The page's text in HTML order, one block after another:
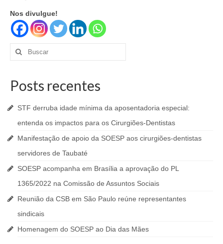
Nos divulgue!
Buscar
por:
Posts recentes
STF derruba idade mínima da aposentadoria especial:
entenda os impactos para os Cirurgiões-Dentistas
Manifestação de apoio da SOESP aos cirurgiões-dentistas
servidores de Taubaté
SOESP acompanha em Brasília a aprovação do PL
1365/2022 na Comissão de Assuntos Sociais
Reunião da CSB em São Paulo reúne representantes
sindicais
Homenagem do SOESP ao Dia das Mães